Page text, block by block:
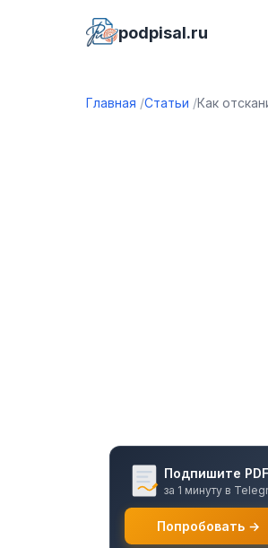
podpisal.ru
Главная Статьи Как
Подпишите PDF
за 1 минуту в
Попробовать →